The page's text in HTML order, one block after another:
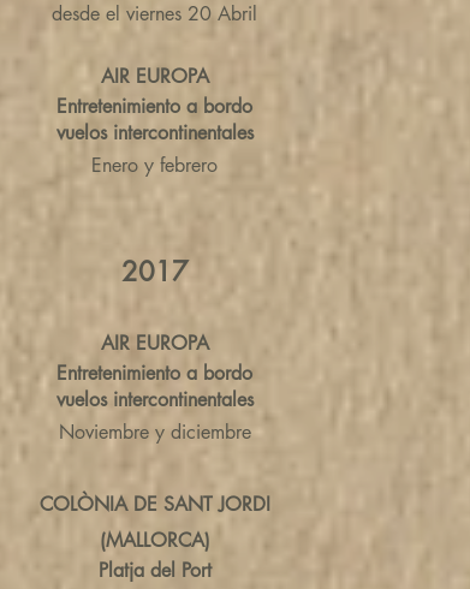
desde el viernes 20 Abril
AIR EUROPA
Entretenimiento a bordo
vuelos intercontinentales
Enero y febrero
2017
AIR EUROPA
Entretenimiento a bordo
vuelos intercontinentales
Noviembre y diciembre
COLÒNIA DE SANT JORDI
(MALLORCA)
Platja del Port